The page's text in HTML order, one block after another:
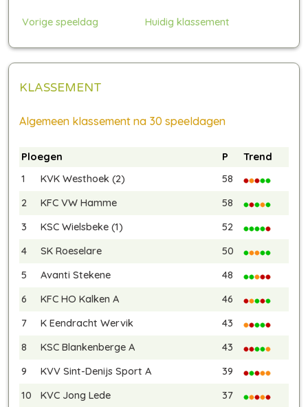
Vorige speeldag Huidig klassement
KLASSEMENT
Algemeen klassement na 30 speeldagen
Ploegen P
Trend
1
KVK Westhoek (2)
58
2
KFC VW Hamme
58
3
KSC Wielsbeke (1)
52
4
SK Roeselare
50
5
Avanti Stekene
48
6
KFC HO Kalken A
46
7
K Eendracht Wervik
43
8
KSC Blankenberge A
43
9
KVV Sint-Denijs Sport A
39
10
KVC Jong Lede
37